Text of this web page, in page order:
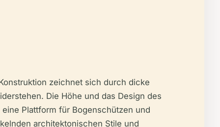
zeichnet sich durch dicke
Die Höhe und das Design des
Plattform für Bogenschützen und
architektonischen Stile und